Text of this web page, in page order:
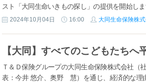
スト「大同生命いきもの探し」の提供を開始し
2024年10月04日 16:00 大同生命保険株
Ｔ＆Ｄ保険グループの大同生命保険株式会社（
表：今井 悠介、奥野 慧）を通じ、経済的な理